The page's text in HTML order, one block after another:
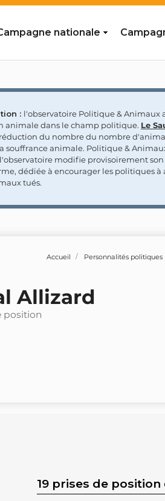
nationale
: l'observatoire Politique & Animaux
animale dans le champ politique. Le
réduction du nombre du nombre
souffrance animale. Politique &
modifie provisoirement
dédiée à encourager les politiques
tués.
Accueil Personnalités politiques
Allizard
position
19 prises de position